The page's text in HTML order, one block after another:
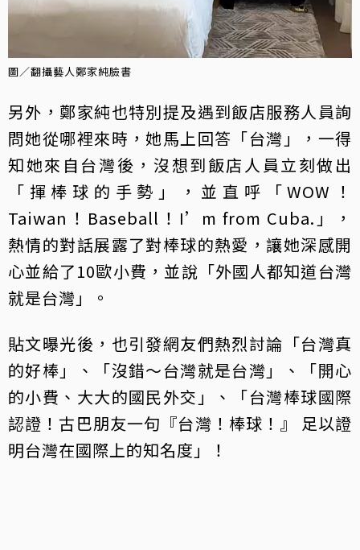
圖／翻攝藝人鄭家純臉書
另外，鄭家純也特別提及遇到飯店服務人員詢
問她從哪裡來時，她馬上回答「台灣」，一得
知她來自台灣後，沒想到飯店人員立刻做出
「揮棒球的手勢」，並直呼「WOW！
Taiwan！Baseball！I’m from Cuba.」，
熱情的對話展露了對棒球的熱愛，讓她深感開
心並給了10歐小費，並說「外國人都知道台灣
就是台灣」。
貼文曝光後，也引發網友們熱烈討論「台灣真
的好棒」、「沒錯～台灣就是台灣」、「開心
的小費、大大的國民外交」、「台灣棒球國際
認證！古巴朋友一句『台灣！棒球！』 足以證
明台灣在國際上的知名度」！